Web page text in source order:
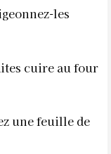
les
cuire au four
une feuille de